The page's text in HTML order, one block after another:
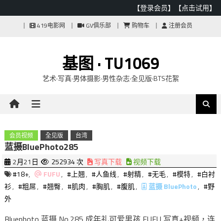
【登录会员】 【点击试用】
419电影网 GV俱乐部 购物车 注册会员
基图 · TU1069
艺术·写真·男体摄影·男性杂志·全见版·BTS花絮
会员视频 全见版 台湾
蓝摄BluePhoto285
2月21日 252934 次 写真下载
视频下载
#18+, FUFU, #上翘, #人鱼线, #射精, #无毛, #模特, #白衬
衫, #粗屌, #翘臀, #肌肉, #胸肌, #腹肌, 蓝摄 BluePhoto, #野
外